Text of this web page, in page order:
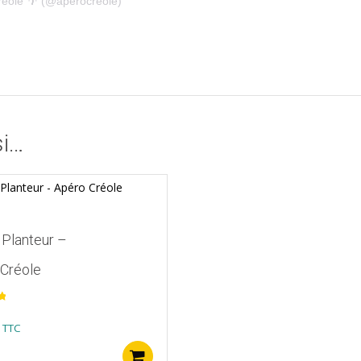
–
TTC